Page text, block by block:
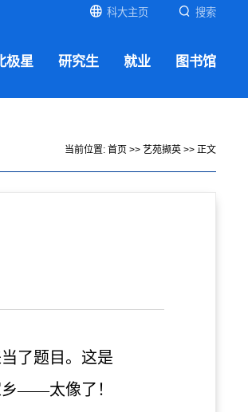
科大主页 搜索
极星 研究生 就业 图书馆
当前位置: 首页 >> 艺苑撷英>> 正文
了题目。这是
乡——太像了！